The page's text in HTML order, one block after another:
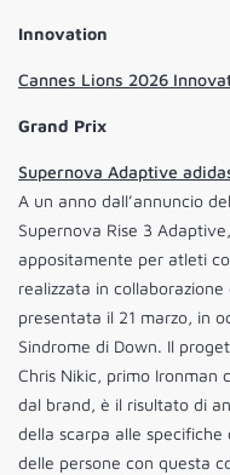
Innovation
Cannes Lions 2026
Grand Prix
Supernova Adaptive
A un anno dall’annuncio
Supernova Rise 3
appositamente per atleti
realizzata in
presentata il 21 marzo, in
Sindrome di Down. Il
Chris Nikic, primo Ironman
dal brand, è il risultato di
della scarpa alle
delle persone con questa